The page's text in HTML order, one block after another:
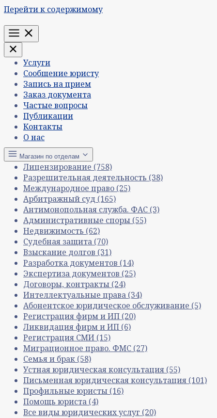
Перейти к содержимому
Меню
Услуги
Сообщение юристу
Запись на прием
Заказ документа
Частые вопросы
Публикации
Контакты
О нас
Магазин по отделам
Лицензирование (758)
Разрешительная деятельность (38)
Международное право (25)
Арбитражный суд (165)
Антимонопольная служба. ФАС (3)
Административные споры (55)
Недвижимость (62)
Судебная защита (70)
Взыскание долгов (31)
Разработка документов (14)
Экспертиза документов (25)
Договоры, контракты (24)
Интеллектуальные права (34)
Абонентское юридическое обслуживание (5)
Регистрация фирм и ИП (20)
Ликвидация фирм и ИП (6)
Регистрация СМИ (15)
Миграционное право. ФМС (27)
Семья и брак (58)
Устная юридическая консультация (55)
Письменная юридическая консультация (101)
Профильные юристы (16)
Помощь юриста (4)
Все виды юридических услуг (20)